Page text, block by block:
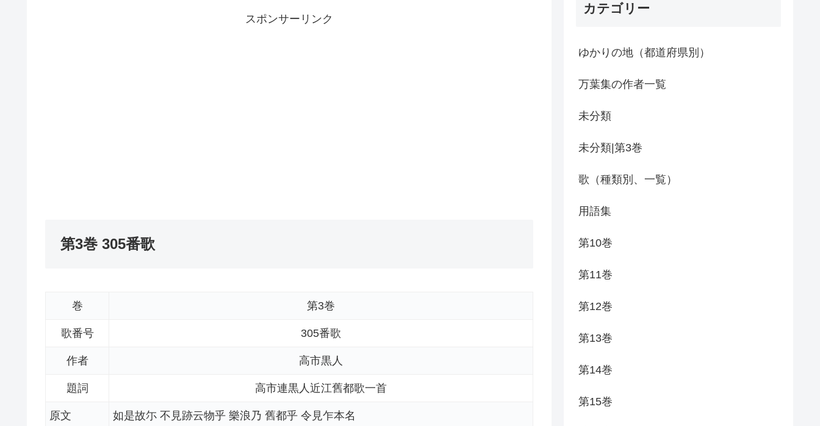
スポンサーリンク
第3巻 305番歌
巻 第3巻
歌番号 305番歌
作者 高市黒人
題詞 高市連黒人近江舊都歌一首
原文 如是故尓 不見跡云物乎 樂浪乃 舊都乎 令見乍本名
カテゴリー
ゆかりの地（都道府県別）
万葉集の作者一覧
未分類
未分類|第3巻
歌（種類別、一覧）
用語集
第10巻
第11巻
第12巻
第13巻
第14巻
第15巻